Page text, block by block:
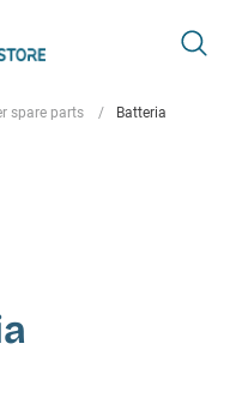
spare parts Batteria